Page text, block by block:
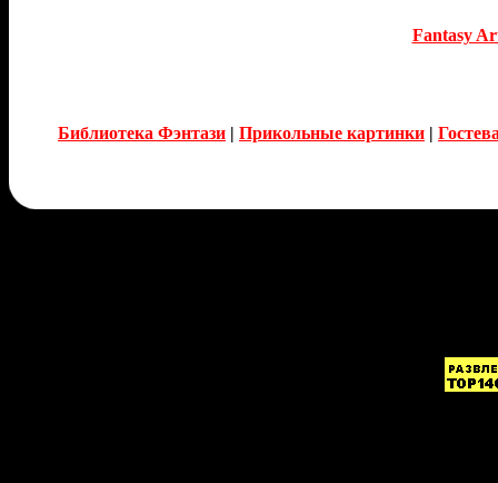
Fantasy
Библиотека Фэнтази | Прикольные картинки |